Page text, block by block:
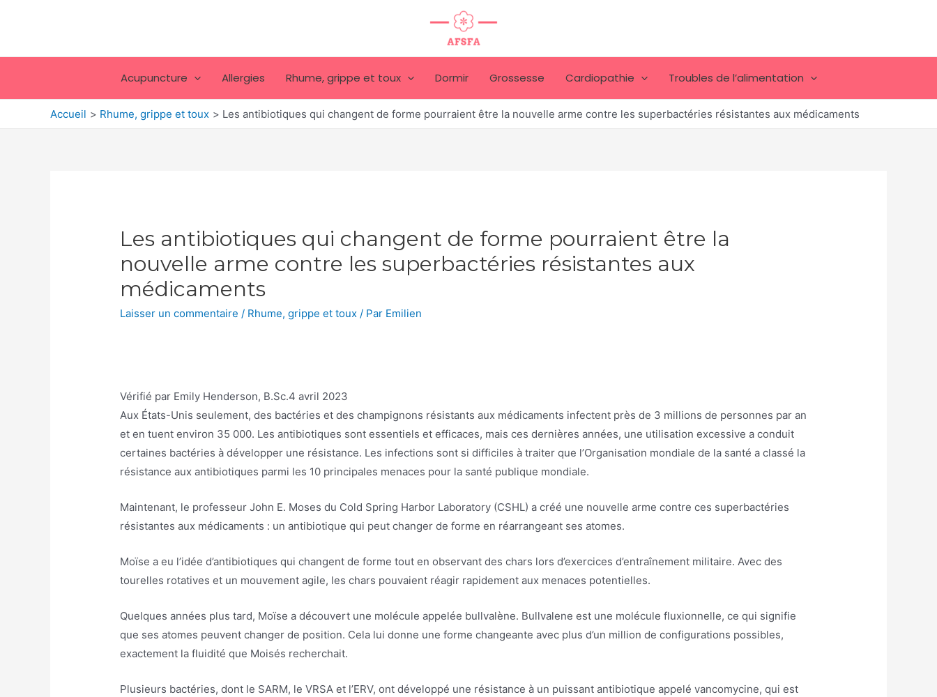
Acupuncture Allergies Rhume, grippe et toux Dormir Grossesse Cardiopathie Troubles de l’alimentation
Accueil Rhume, grippe et toux Les antibiotiques qui changent de forme pourraient être la nouvelle arme contre les superbactéries résistantes aux médicaments
Les antibiotiques qui changent de forme pourraient être la
nouvelle arme contre les superbactéries résistantes aux
médicaments
Laisser un commentaire / Rhume, grippe et toux / Par Emilien
Vérifié par Emily Henderson, B.Sc.4 avril 2023
Aux États-Unis seulement, des bactéries et des champignons résistants aux médicaments infectent près de 3 millions de personnes par an
et en tuent environ 35 000. Les antibiotiques sont essentiels et efficaces, mais ces dernières années, une utilisation excessive a conduit
certaines bactéries à développer une résistance. Les infections sont si difficiles à traiter que l’Organisation mondiale de la santé a classé la
résistance aux antibiotiques parmi les 10 principales menaces pour la santé publique mondiale.
Maintenant, le professeur John E. Moses du Cold Spring Harbor Laboratory (CSHL) a créé une nouvelle arme contre ces superbactéries
résistantes aux médicaments : un antibiotique qui peut changer de forme en réarrangeant ses atomes.
Moïse a eu l’idée d’antibiotiques qui changent de forme tout en observant des chars lors d’exercices d’entraînement militaire. Avec des
tourelles rotatives et un mouvement agile, les chars pouvaient réagir rapidement aux menaces potentielles.
Quelques années plus tard, Moïse a découvert une molécule appelée bullvalène. Bullvalene est une molécule fluxionnelle, ce qui signifie
que ses atomes peuvent changer de position. Cela lui donne une forme changeante avec plus d’un million de configurations possibles,
exactement la fluidité que Moisés recherchait.
Plusieurs bactéries, dont le SARM, le VRSA et l’ERV, ont développé une résistance à un puissant antibiotique appelé vancomycine, qui est